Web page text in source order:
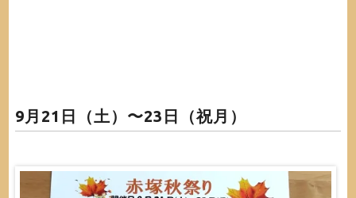
9月21日（土）〜23日（祝月）